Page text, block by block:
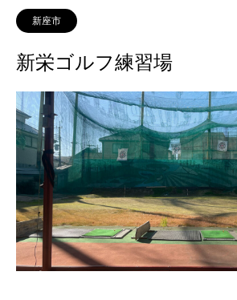
新座市
新栄ゴルフ練習場